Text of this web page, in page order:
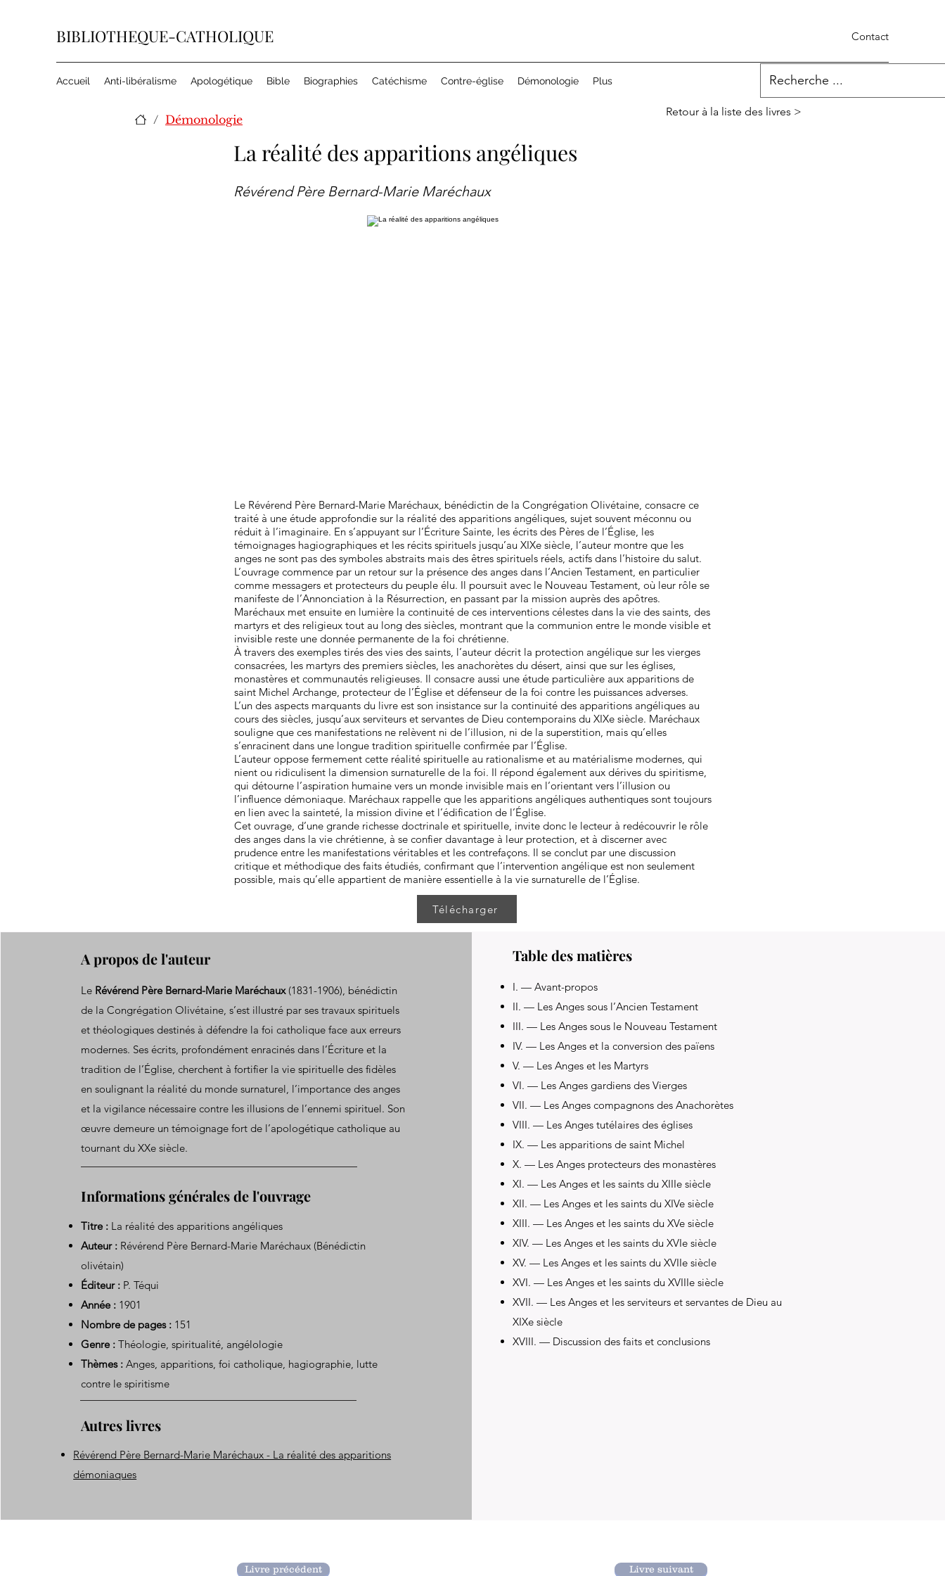
BIBLIOTHEQUE-CATHOLIQUE Contact
Accueil Anti-libéralisme Apologétique Bible Biographies Catéchisme Contre-église Démonologie Plus
/ Démonologie
Retour à la liste des livres >
La réalité des apparitions angéliques
Révérend Père Bernard-Marie Maréchaux
Le Révérend Père Bernard-Marie Maréchaux, bénédictin de la Congrégation Olivétaine, consacre ce
traité à une étude approfondie sur la réalité des apparitions angéliques, sujet souvent méconnu ou
réduit à l’imaginaire. En s’appuyant sur l’Écriture Sainte, les écrits des Pères de l’Église, les
témoignages hagiographiques et les récits spirituels jusqu’au XIXe siècle, l’auteur montre que les
anges ne sont pas des symboles abstraits mais des êtres spirituels réels, actifs dans l’histoire du salut.
L’ouvrage commence par un retour sur la présence des anges dans l’Ancien Testament, en particulier
comme messagers et protecteurs du peuple élu. Il poursuit avec le Nouveau Testament, où leur rôle se
manifeste de l’Annonciation à la Résurrection, en passant par la mission auprès des apôtres.
Maréchaux met ensuite en lumière la continuité de ces interventions célestes dans la vie des saints, des
martyrs et des religieux tout au long des siècles, montrant que la communion entre le monde visible et
invisible reste une donnée permanente de la foi chrétienne.
À travers des exemples tirés des vies des saints, l’auteur décrit la protection angélique sur les vierges
consacrées, les martyrs des premiers siècles, les anachorètes du désert, ainsi que sur les églises,
monastères et communautés religieuses. Il consacre aussi une étude particulière aux apparitions de
saint Michel Archange, protecteur de l’Église et défenseur de la foi contre les puissances adverses.
L’un des aspects marquants du livre est son insistance sur la continuité des apparitions angéliques au
cours des siècles, jusqu’aux serviteurs et servantes de Dieu contemporains du XIXe siècle. Maréchaux
souligne que ces manifestations ne relèvent ni de l’illusion, ni de la superstition, mais qu’elles
s’enracinent dans une longue tradition spirituelle confirmée par l’Église.
L’auteur oppose fermement cette réalité spirituelle au rationalisme et au matérialisme modernes, qui
nient ou ridiculisent la dimension surnaturelle de la foi. Il répond également aux dérives du spiritisme,
qui détourne l’aspiration humaine vers un monde invisible mais en l’orientant vers l’illusion ou
l’influence démoniaque. Maréchaux rappelle que les apparitions angéliques authentiques sont toujours
en lien avec la sainteté, la mission divine et l’édification de l’Église.
Cet ouvrage, d’une grande richesse doctrinale et spirituelle, invite donc le lecteur à redécouvrir le rôle
des anges dans la vie chrétienne, à se confier davantage à leur protection, et à discerner avec
prudence entre les manifestations véritables et les contrefaçons. Il se conclut par une discussion
critique et méthodique des faits étudiés, confirmant que l’intervention angélique est non seulement
possible, mais qu’elle appartient de manière essentielle à la vie surnaturelle de l’Église.
Télécharger
A propos de l'auteur
Le Révérend Père Bernard-Marie Maréchaux (1831-1906), bénédictin
de la Congrégation Olivétaine, s’est illustré par ses travaux spirituels
et théologiques destinés à défendre la foi catholique face aux erreurs
modernes. Ses écrits, profondément enracinés dans l’Écriture et la
tradition de l’Église, cherchent à fortifier la vie spirituelle des fidèles
en soulignant la réalité du monde surnaturel, l’importance des anges
et la vigilance nécessaire contre les illusions de l’ennemi spirituel. Son
œuvre demeure un témoignage fort de l’apologétique catholique au
tournant du XXe siècle.
Informations générales de l'ouvrage
Titre : La réalité des apparitions angéliques
Auteur : Révérend Père Bernard-Marie Maréchaux (Bénédictin
olivétain)
Éditeur : P. Téqui
Année : 1901
Nombre de pages : 151
Genre : Théologie, spiritualité, angélologie
Thèmes : Anges, apparitions, foi catholique, hagiographie, lutte
contre le spiritisme
Autres livres
Révérend Père Bernard-Marie Maréchaux - La réalité des apparitions
démoniaques
Table des matières
I. — Avant-propos
II. — Les Anges sous l’Ancien Testament
III. — Les Anges sous le Nouveau Testament
IV. — Les Anges et la conversion des païens
V. — Les Anges et les Martyrs
VI. — Les Anges gardiens des Vierges
VII. — Les Anges compagnons des Anachorètes
VIII. — Les Anges tutélaires des églises
IX. — Les apparitions de saint Michel
X. — Les Anges protecteurs des monastères
XI. — Les Anges et les saints du XIIIe siècle
XII. — Les Anges et les saints du XIVe siècle
XIII. — Les Anges et les saints du XVe siècle
XIV. — Les Anges et les saints du XVIe siècle
XV. — Les Anges et les saints du XVIIe siècle
XVI. — Les Anges et les saints du XVIIIe siècle
XVII. — Les Anges et les serviteurs et servantes de Dieu au
XIXe siècle
XVIII. — Discussion des faits et conclusions
Livre précédent Livre suivant